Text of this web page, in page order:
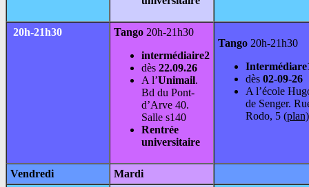
20h-21h30 Tango 20h-21h30
intermédiaire2
dès 22.09.26
A l’Unimail.
Bd du Pont-
d’Arve 40.
Salle s140
Rentrée
universitaire
Tango 20h-21h30
dès 02-09-26
A l’école
de Senger.
Rodo, 5 (plan)
Vendredi
Mardi